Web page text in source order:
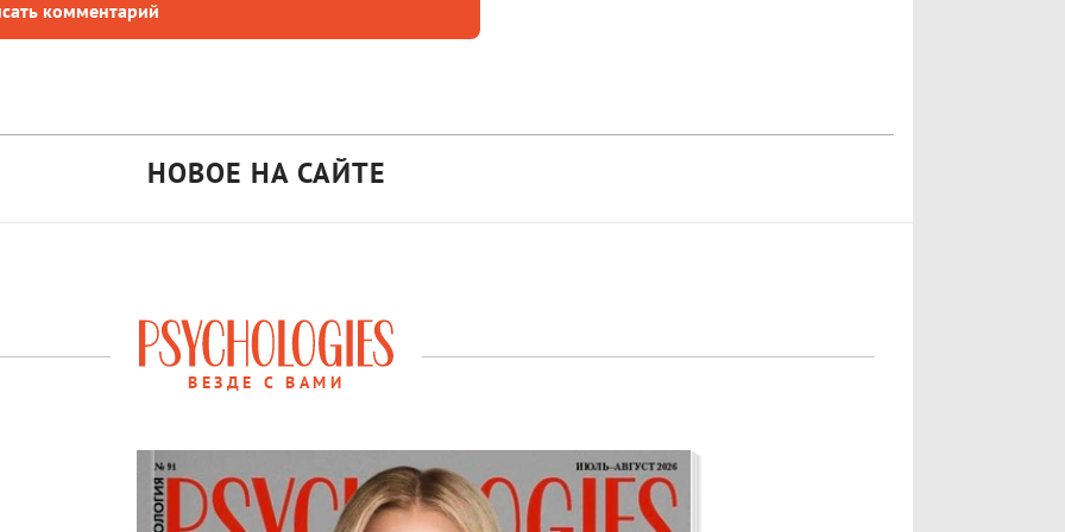
комментарий
НОВОЕ НА САЙТЕ
ВЕЗДЕ С ВАМИ